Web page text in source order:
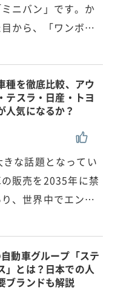
ニバン」です。か
から、「ワンボ…
種を徹底比較、アウ
テスラ・日産・トヨ
人気になるか？
な話題となってい
販売を2035年に禁
、世界中でエン…
動車グループ「ステ
」とは？日本での人
ブランドも解説